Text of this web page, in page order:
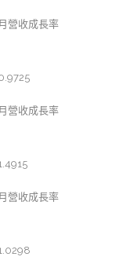
月營收成長率
月營收成長率
月營收成長率